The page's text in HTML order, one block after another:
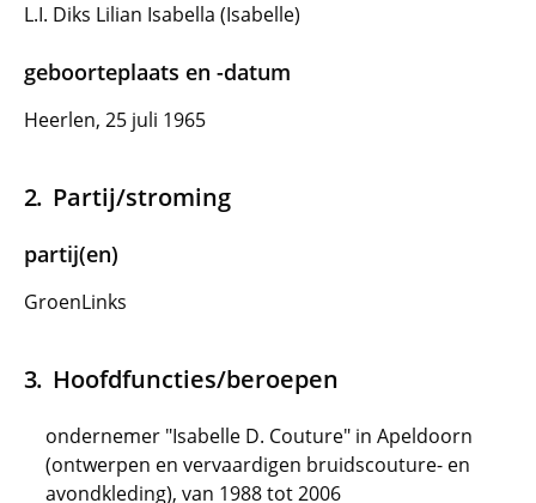
L.I. Diks Lilian Isabella (Isabelle)
geboorteplaats en -datum
Heerlen, 25 juli 1965
Partij/stroming
partij(en)
GroenLinks
Hoofdfuncties/beroepen
ondernemer "Isabelle D. Couture" in Apeldoorn
(ontwerpen en vervaardigen bruidscouture- en
avondkleding), van 1988 tot 2006